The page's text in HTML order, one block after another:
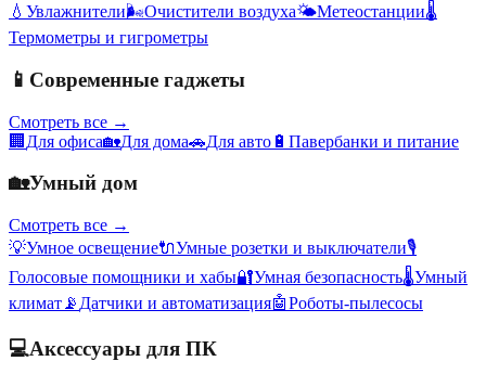
💧 Увлажнители🌬️Очистители воздуха🌤️Метеостанции🌡️
Термометры и гигрометры
📱 Современные гаджеты
Смотреть все →
🏢 Для офиса🏡Для дома🚗Для авто 🔋 Павербанки и питание
🏡Умный дом
Смотреть все →
💡Умное освещение🔌Умные розетки и выключатели🎙️
Голосовые помощники и хабы🔐Умная безопасность🌡️Умный
климат 📡 Датчики и автоматизация🤖Роботы-пылесосы
💻Аксессуары для ПК